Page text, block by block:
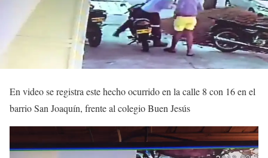
En video se registra este hecho ocurrido en la calle 8 con 16 en el
barrio San Joaquín, frente al colegio Buen Jesús